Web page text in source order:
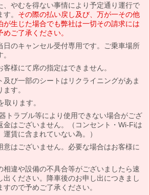
、やむを得ない事情により予定通り運行で
。 その際の払い戻し及び、万が一その他
が生じた場合でも弊社は一切その請求には
ご了承ください。
日のキャンセル受付専用です。ご乗車場所
様にて席の指定はできません。
及び一部のシートはリクライニングがあま
す。
ります。
トラブル等により使用できない場合がござ
金はございません。（コンセント・Wi-Fiは
賃に含まれていない為。）
意はございません。必要な場合はお客様に
相違や設備の不具合等がございましたら速
出ください。降車後のお申し出につきまし
ので予めご了承ください。